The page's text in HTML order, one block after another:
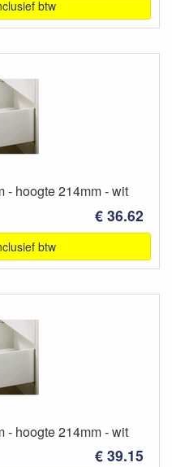
btw
- hoogte 214mm - wit
€ 36.62
btw
- hoogte 214mm - wit
€ 39.15